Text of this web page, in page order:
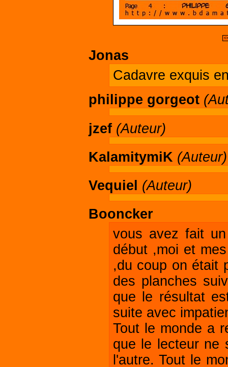
Jonas
Cadavre exquis
philippe gorgeot
jzef (Auteur)
KalamitymiK (Auteur)
Vequiel (Auteur)
Booncker
vous avez fait
début ,moi et
,du coup on était
des planches
que le résultat
suite avec
Tout le monde a
que le lecteur ne
l'autre. Tout le